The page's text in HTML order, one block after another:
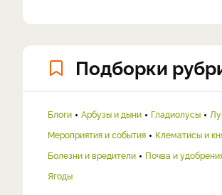
Подборки
Блоги Арбузы и дыни Гладиолусы
Мероприятия и события
Клематисы и
Болезни и вредители
Почва и
Ягоды